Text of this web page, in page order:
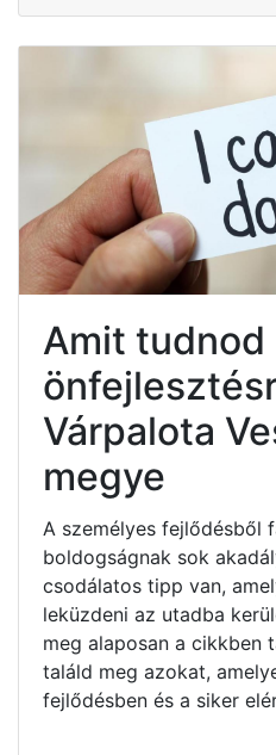
Amit tudnod
Várpalota
megye
A személyes fejlődésből
boldogságnak sok
csodálatos tipp van,
leküzdeni az utadba
meg alaposan a cikkben
találd meg azokat,
fejlődésben és a siker